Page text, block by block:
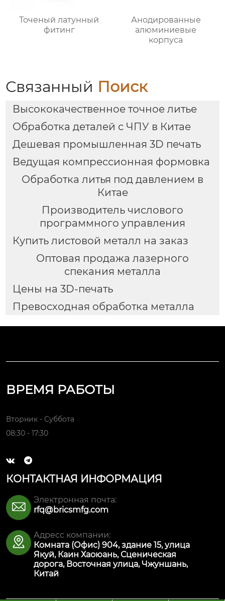
Точеный латунный
фитинг
Анодированные
алюминиевые
корпуса
Связанный Поиск
Высококачественное точное литье
Обработка деталей с ЧПУ в Китае
Дешевая промышленная 3D печать
Ведущая компрессионная формовка
Обработка литья под давлением в
Китае
Производитель числового
программного управления
Купить листовой металл на заказ
Оптовая продажа лазерного
спекания металла
Цены на 3D-печать
Превосходная обработка металла
ВРЕМЯ РАБОТЫ
Вторник - Суббота
08:30 - 17:30
 
КОНТАКТНАЯ ИНФОРМАЦИЯ

Электронная почта:
rfq@bricsmfg.com

Адресс компании:
Комната (Офис) 904, здание 15, улица
Якуй, Каин Хаоюань, Сценическая
дорога, Восточная улица, Чжуншань,
Китай